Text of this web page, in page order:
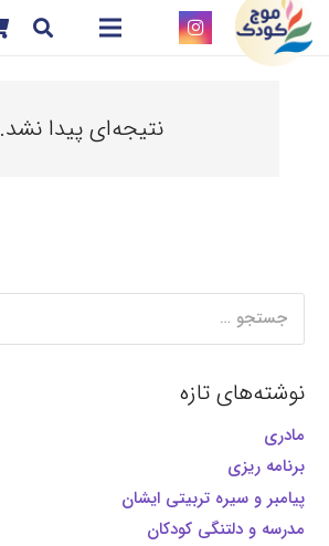
نتیجه‌ای پیدا نشد.
برای:
نوشته‌های تازه
مادری
برنامه ریزی
پیامبر و سیره تربیتی ایشان
مدرسه و دلتنگی کودکان